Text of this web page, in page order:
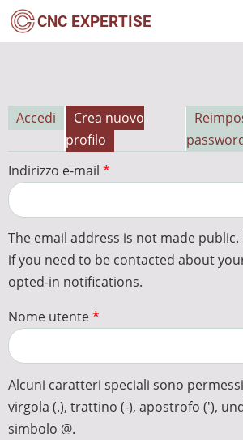
Salta
CNC EXPERTISE
Schede
primarie
Accedi
Crea nuovo
profilo
Indirizzo e-mail
The email address is not made
if you need to be contacted about
opted-in notifications.
Nome utente
Alcuni caratteri speciali sono
virgola (.), trattino (-), apostrofo ('),
simbolo @.